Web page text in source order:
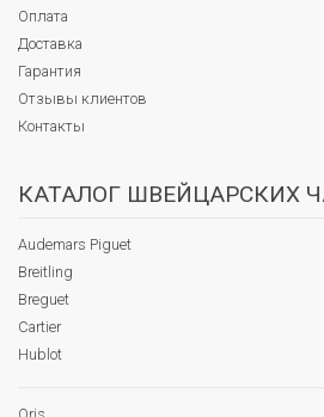
Оплата
Доставка
Гарантия
Отзывы клиентов
Контакты
КАТАЛОГ ШВЕЙЦАРСКИХ
Audemars Piguet
Breitling
Breguet
Cartier
Hublot